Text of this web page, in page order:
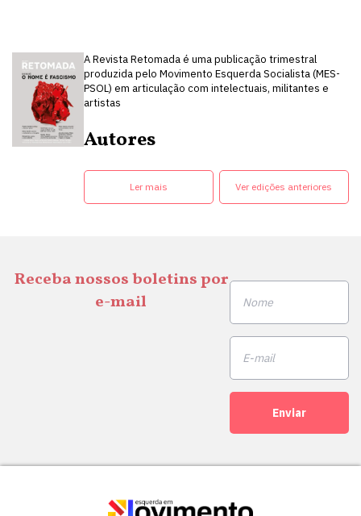
A Revista Retomada é uma publicação trimestral
produzida pelo Movimento Esquerda Socialista (MES-
PSOL) em articulação com intelectuais, militantes e
artistas
Autores
Ler mais Ver edições anteriores
Receba nossos boletins por
e-mail
Enviar